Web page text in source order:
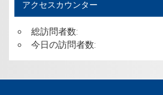
アクセスカウンター
総訪問者数:
今日の訪問者数: